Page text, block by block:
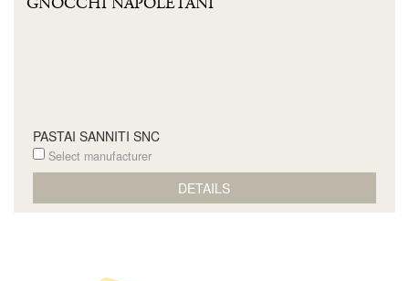
PASTAI SANNITI SNC
Select manufacturer
DETAILS